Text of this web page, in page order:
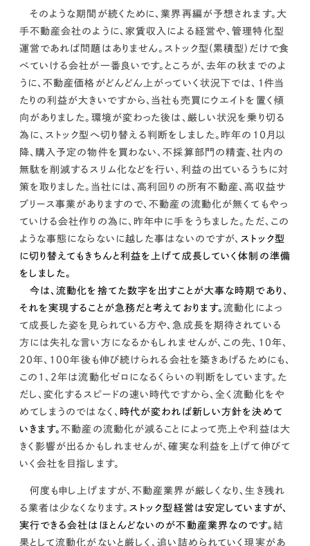
そのような期間が続くために、業界再編が予想されます。 大
手不動産会社のように、家賃収入による経営や､管理特化型
運営であれば問題はありません。 ストック型(累積型)だけで食
べていける会社が一番良いです。 ところが、去年の秋までのよ
うに、不動産価格がどんどん上がっていく状況下では、１件当
たりの利益が大きいですから、当社も売買にウエイトを置く傾
向がありました。 環境が変わった後は、厳しい状況を乗り切る
為に、ストック型へ切り替える判断をしました。 昨年の10月以
降、購入予定の物件を買わない、不採算部門の精査、社内の
無駄を削減するスリム化などを行い、利益の出ているうちに対
策を取りました。当社には、高利回りの所有不動産、高収益サ
ブリース事業がありますので、不動産の流動化が無くてもやっ
ていける会社作りの為に、昨年中に手をうちました。ただ、この
ような事態にならないに越した事はないのですが、 ストック型
に切り替えてもきちんと利益を上げて成長していく体制の準備
をしました。
今は、流動化を捨てた数字を出すことが大事な時期であり、
それを実現することが急務だと考えております。流動化によっ
て成長した姿を見られている方や、急成長を期待されている
方には失礼な言い方になるかもしれませんが、 この先、10年、
20年、100年後も伸び続けられる会社を築きあげるためにも、
この1、2年は流動化ゼロになるくらいの判断をしています。 た
だし、変化するスピードの速い時代ですから、全く流動化をや
めてしまうのではなく、 時代が変われば新しい方針を決めて
いきます。不動産の流動化が減ることによって売上や利益は大
きく影響が出るかもしれませんが、確実な利益を上げて伸びて
いく会社を目指します。
何度も申し上げますが、不動産業界が厳しくなり、生き残れ
る業者は少なくなります。 ストック型経営は安定していますが、
実行できる会社はほとん どないのが不動産業界なのです。 結
果として流動化がないと厳しく、追い詰められていく現実があ